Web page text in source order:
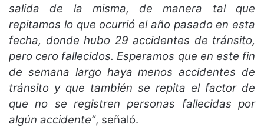
salida de la misma, de manera tal que
repitamos lo que ocurrió el año pasado en esta
fecha, donde hubo 29 accidentes de tránsito,
pero cero fallecidos. Esperamos que en este fin
de semana largo haya menos accidentes de
tránsito y que también se repita el factor de
que no se registren personas fallecidas por
algún accidente”, señaló.